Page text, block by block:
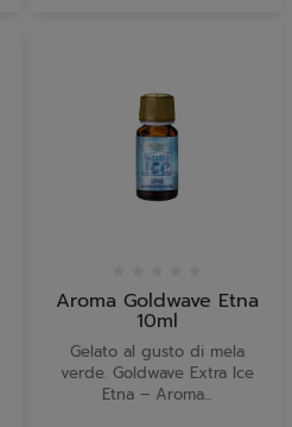
Aroma Goldwave Etna
10ml
Gelato al gusto di mela
verde. Goldwave Extra Ice
Etna – Aroma...